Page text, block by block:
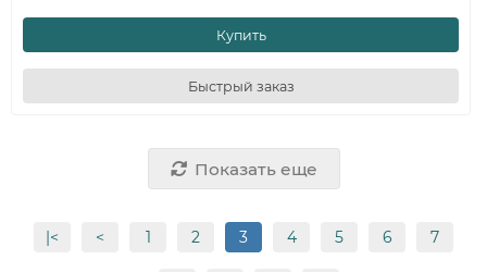
Купить
Быстрый заказ
Показать еще
|< < 1 2 3 4 5 6 7